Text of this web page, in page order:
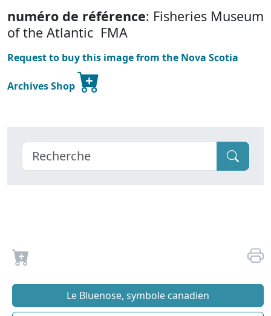
numéro de référence: Fisheries Museum
of the Atlantic FMA
Request to buy this image from the Nova Scotia
Archives Shop
Le Bluenose, symbole canadien